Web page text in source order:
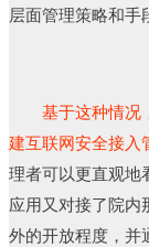
层面管理策略和手
基于这种情况
建互联网安全接入
理者可以更直观地
应用又对接了院内
外的开放程度，并